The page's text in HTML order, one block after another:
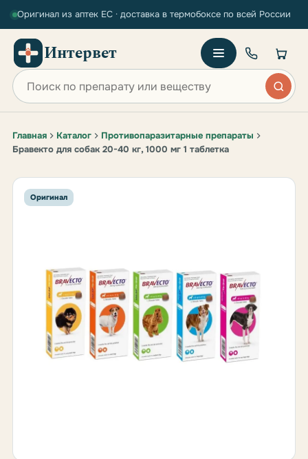
Оригинал из аптек ЕС · доставка в термобоксе по всей России
Интервет
Поиск по сайту
Главная Каталог
Противопаразитарные препараты
Бравекто для собак 20-40 кг, 1000 мг 1 таблетка
Оригинал